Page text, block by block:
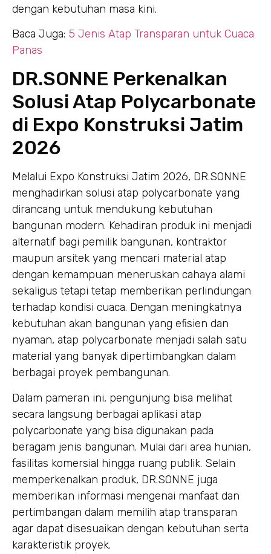
dengan kebutuhan masa kini.
Baca Juga: 5 Jenis Atap Transparan untuk Cuaca
Panas
DR.SONNE Perkenalkan
Solusi Atap Polycarbonate
di Expo Konstruksi Jatim
2026
Melalui Expo Konstruksi Jatim 2026, DR.SONNE
menghadirkan solusi atap polycarbonate yang
dirancang untuk mendukung kebutuhan
bangunan modern. Kehadiran produk ini menjadi
alternatif bagi pemilik bangunan, kontraktor
maupun arsitek yang mencari material atap
dengan kemampuan meneruskan cahaya alami
sekaligus tetapi tetap memberikan perlindungan
terhadap kondisi cuaca. Dengan meningkatnya
kebutuhan akan bangunan yang efisien dan
nyaman, atap polycarbonate menjadi salah satu
material yang banyak dipertimbangkan dalam
berbagai proyek pembangunan.
Dalam pameran ini, pengunjung bisa melihat
secara langsung berbagai aplikasi atap
polycarbonate yang bisa digunakan pada
beragam jenis bangunan. Mulai dari area hunian,
fasilitas komersial hingga ruang publik. Selain
memperkenalkan produk, DR.SONNE juga
memberikan informasi mengenai manfaat dan
pertimbangan dalam memilih atap transparan
agar dapat disesuaikan dengan kebutuhan serta
karakteristik proyek.